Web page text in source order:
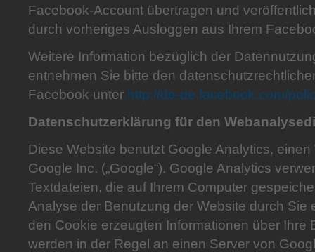
Facebook-Account übertragen und
durch vorheriges Ausloggen aus Ihrem
Weitere Information bezüglich der
entnehmen Sie bitte den
Facebook unter http://de-de.facebook.com/
Datenschutzerklärung für den
Diese Website benutzt Google Analytics,
Google Inc. („Google“). Google Analytics
Textdateien, die auf Ihrem Computer
Analyse der Benutzung der Website durch Sie
den Cookie erzeugten Informationen über Ihre
werden in der Regel an einen Server von